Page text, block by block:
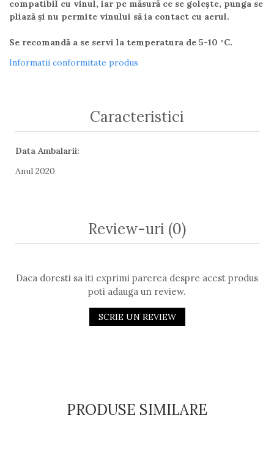
compatibil cu vinul, iar pe măsură ce se golește, punga se
pliază și nu permite vinului să ia contact cu aerul.
Se recomandă a se servi la temperatura de 5-10 °C.
Informatii conformitate produs
Caracteristici
Data Ambalarii:
Anul 2020
Review-uri (0)
Daca doresti sa iti exprimi parerea despre acest produs
poti adauga un review.
SCRIE UN REVIEW
PRODUSE SIMILARE